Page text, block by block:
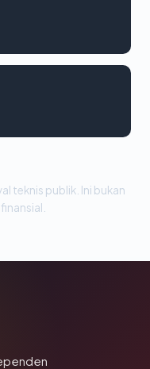
teknis publik. Ini bukan